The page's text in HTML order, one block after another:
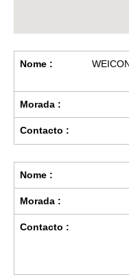
Nome :
Morada :
Contacto :
Nome :
Morada :
Contacto :